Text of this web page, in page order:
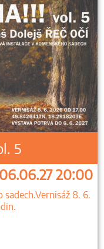
5
20:00
8. 6.